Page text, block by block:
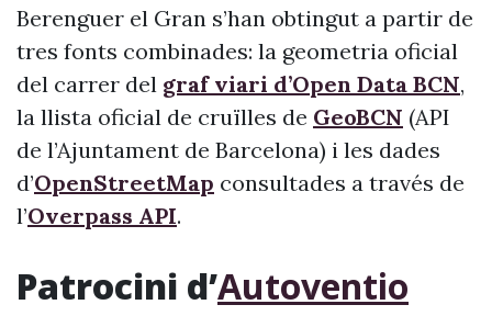
Berenguer el Gran s’han obtingut a partir de
tres fonts combinades: la geometria oficial
del carrer del graf viari d’Open Data BCN,
la llista oficial de cruïlles de GeoBCN (API
de l’Ajuntament de Barcelona) i les dades
d’OpenStreetMap consultades a través de
l’Overpass API.
Patrocini d’Autoventio